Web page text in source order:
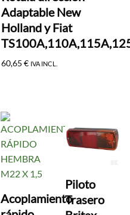
Adaptable New
Holland y Fiat
60,65€ IVA INCL.
Acoplamiento
Piloto
Trasero